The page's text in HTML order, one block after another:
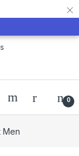
×
0
Men